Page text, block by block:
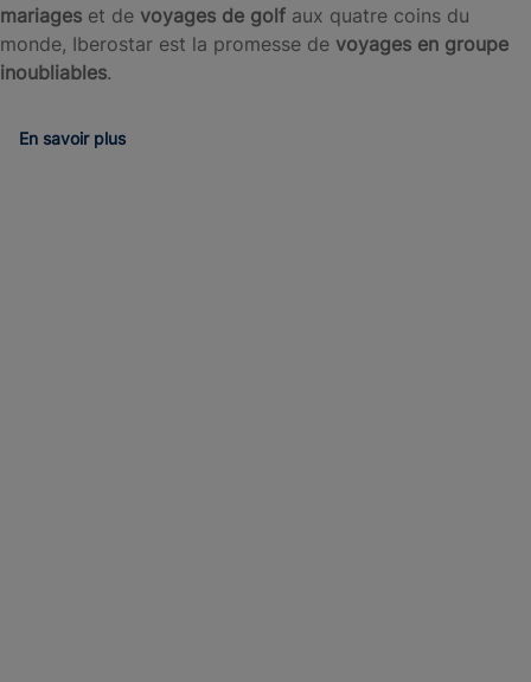
mariages et de voyages de golf aux quatre coins du
monde, Iberostar est la promesse de voyages en groupe
inoubliables.
En savoir plus